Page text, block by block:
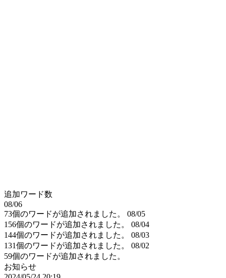
追加ワード数
08/06
73個のワードが追加されました。
08/05
156個のワードが追加されました。
08/04
144個のワードが追加されました。
08/03
131個のワードが追加されました。
08/02
59個のワードが追加されました。
お知らせ